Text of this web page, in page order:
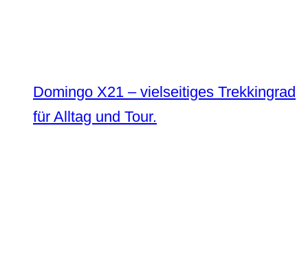
Domingo X21 – vielseitiges Trekkingrad
für Alltag und Tour.